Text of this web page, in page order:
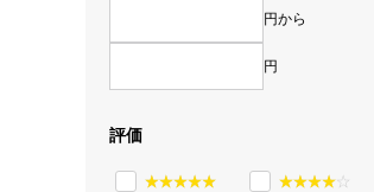
円から
円
評価